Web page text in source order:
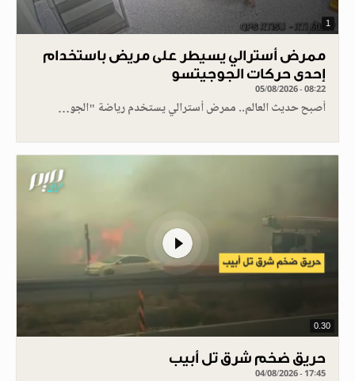
1
ممرض أسترالي يسيطر على مريض باستخدام
إحدى حركات الجوجيتسو
05/08/2026 - 08:22
أصبح حديث العالم.. ممرض أسترالي يستخدم رياضة "الجو…
0.30
حريق ضخم شرق تل أبيب
04/08/2026 - 17:45